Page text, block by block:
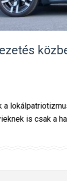
a
is csak a